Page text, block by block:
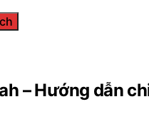
– Hướng dẫn